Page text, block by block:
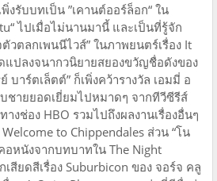
งรับบทเป็น ”เคานต์ออร์ล็อก“ ใน
ไปเมื่อไม่นานมานี้ และเป็นที่รู้จัก
วตลกเพนนีไวส์” ในภาพยนตร์เรื่อง It
แปลงจนากวนิยายสยองขวัญชื่อดังของ
บาร์ตเล็ตต์” ก็เพิ่งคว้ารางวัล เอมมี่ อ
ชายยอดเยี่ยมไปหมาดๆ จากทีวีซีรีส์
างช่อง HBO รวมไปถึงผลงานเรื่องอื่นๆ
to Chippendales ส่วน “โน
อหนังจากบทบาทใน The Night
สียดสีเรื่อง Suburbicon ของ จอร์จ คลู